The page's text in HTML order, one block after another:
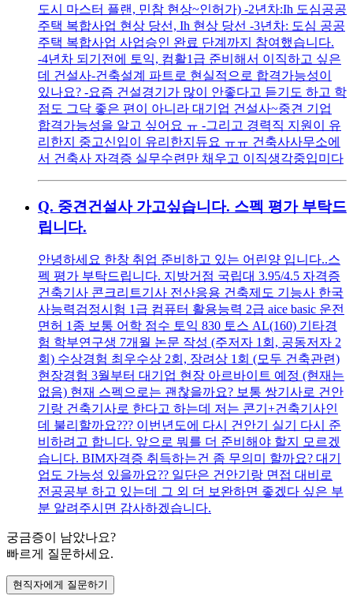
도시 마스터 플랜, 민참 현상~인허가) -2년차:Ih 도심공공
주택 복합사업 현상 당선, Ih 현상 당선 -3년차: 도심 공공
주택 복합사업 사업승인 완료 단계까지 참여했습니다.
-4년차 되기전에 토익, 컴활1급 준비해서 이직하고 싶은
데 건설사-건축설계 파트로 현실적으로 합격가능성이
있나요? -요즘 건설경기가 많이 안좋다고 듣기도 하고 학
점도 그닥 좋은 편이 아니라 대기업 건설사~중견 기업
합격가능성을 알고 싶어요 ㅠ -그리고 경력직 지원이 유
리한지 중고신입이 유리한지듀요 ㅠㅠ 건축사사무소에
서 건축사 자격증 실무수련만 채우고 이직생각중입미다
Q. 중견건설사 가고싶습니다. 스펙 평가 부탁드
립니다.
안녕하세요 한창 취업 준비하고 있는 어린양 입니다..스
펙 평가 부탁드립니다. 지방거점 국립대 3.95/4.5 자격증
건축기사 콘크리트기사 전산응용 건축제도 기능사 한국
사능력검정시험 1급 컴퓨터 활용능력 2급 aice basic 운전
면허 1종 보통 어학 점수 토익 830 토스 AL(160) 기타경
험 학부연구생 7개월 논문 작성 (주저자 1회, 공동저자 2
회) 수상경험 최우수상 2회, 장려상 1회 (모두 건축관련)
현장경험 3월부터 대기업 현장 아르바이트 예정 (현재는
없음) 현재 스펙으로는 괜찮을까요? 보통 쌍기사로 건안
기랑 건축기사로 한다고 하는데 저는 콘기+건축기사인
데 불리할까요??? 이번년도에 다시 건안기 실기 다시 준
비하려고 합니다. 앞으로 뭐를 더 준비해야 할지 모르겠
습니다. BIM자격증 취득하는건 좀 무의미 할까요? 대기
업도 가능성 있을까요?? 일단은 건안기랑 면접 대비로
전공공부 하고 있는데 그 외 더 보완하면 좋겠다 싶은 부
분 알려주시면 감사하겠습니다.
궁금증이 남았나요?
빠르게 질문하세요.
현직자에게 질문하기